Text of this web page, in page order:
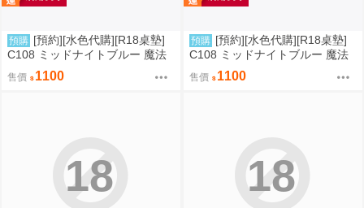
預購 [預約][水色代購][R18桌墊]
C108 ミッドナイトブルー 魔法
少女 伊莉雅&克洛伊&美遊 服從
售價 1100
預購 [預約][水色代購][R18桌墊]
C108 ミッドナイトブルー 魔法
少女 伊莉雅&克洛伊 M字腿
售價 1100
18 18